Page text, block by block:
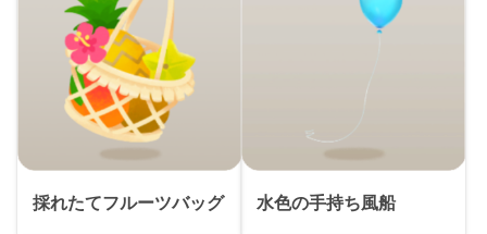
採れたてフルーツバッグ 水色の手持ち風船